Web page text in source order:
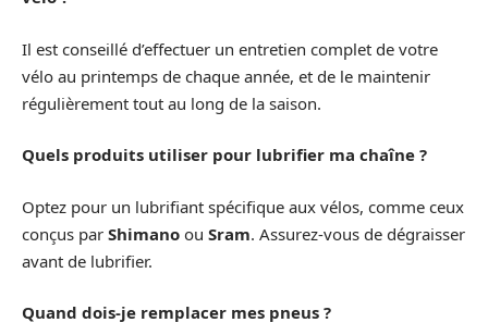
Il est conseillé d’effectuer un entretien complet de votre
vélo au printemps de chaque année, et de le maintenir
régulièrement tout au long de la saison.
Quels produits utiliser pour lubrifier ma chaîne ?
Optez pour un lubrifiant spécifique aux vélos, comme ceux
conçus par Shimano ou Sram. Assurez-vous de dégraisser
avant de lubrifier.
Quand dois-je remplacer mes pneus ?